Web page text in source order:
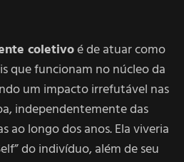
coletivoé de atuar como
que funcionam no núcleo da
um impacto irrefutável nas
independentemente das
ao longo dos anos. Ela viveria
do indivíduo, além de seu